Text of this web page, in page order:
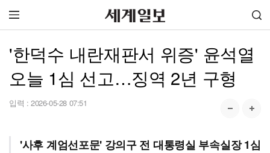
'한덕수 내란재판서 위증' 윤석열
오늘 1심 선고…징역 2년 구형
입력 : 2026-05-28 07:51
'사후 계엄선포문' 강의구 전 대통령실 부속실장 1심